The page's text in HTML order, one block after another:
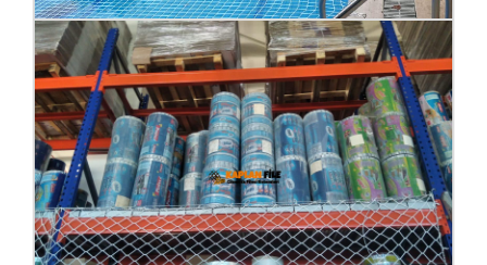
Havuz Emniyet Filesi